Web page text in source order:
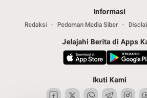
Informasi
Redaksi Pedoman Media Siber
Jelajahi Berita di Apps
Ikuti Kami